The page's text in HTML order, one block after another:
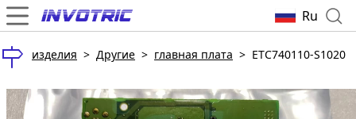
Ru
изделия > Другие > главная плата > ETC740110-S1020